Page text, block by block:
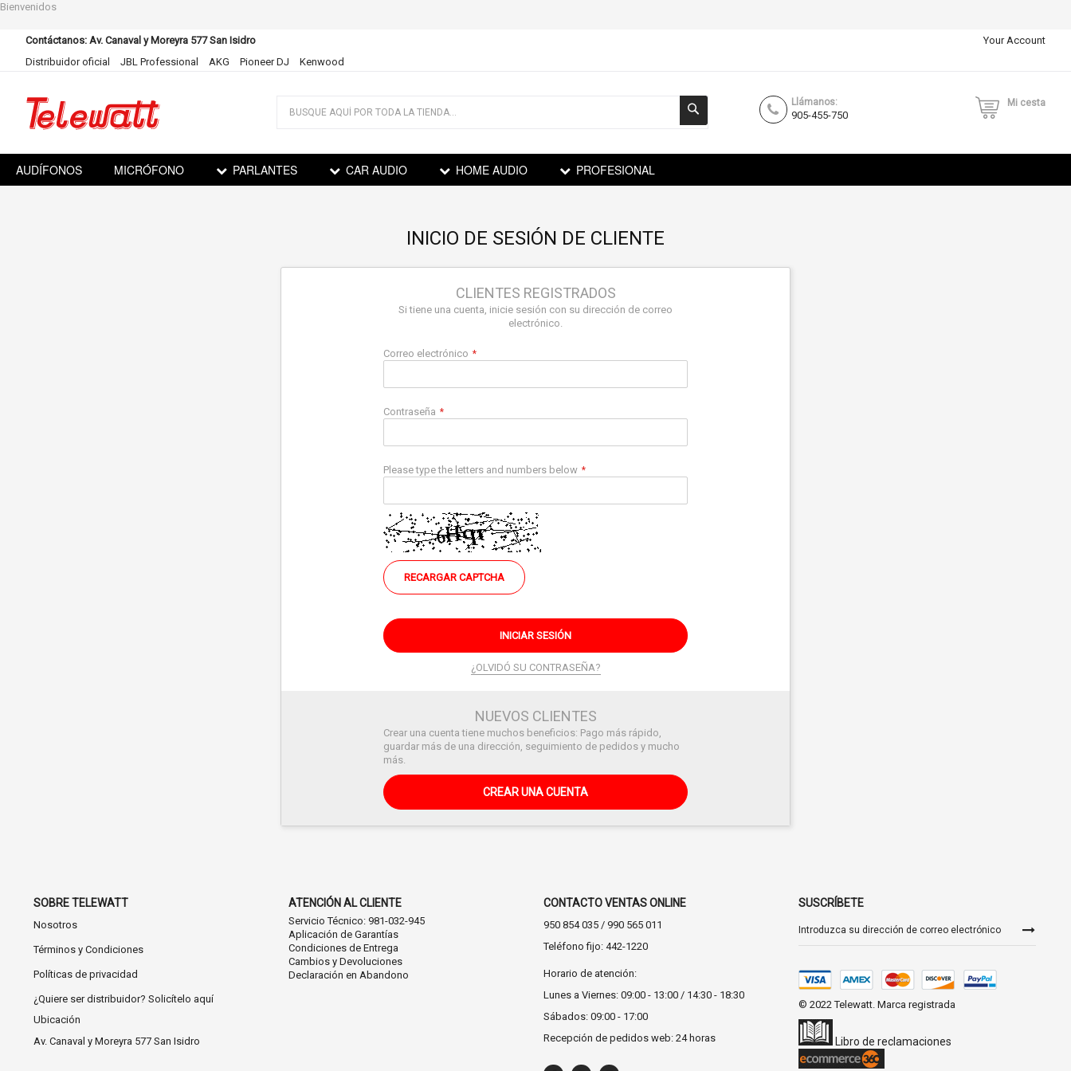
Bienvenidos
Contáctanos: Av. Canaval y Moreyra 577 San Isidro
Distribuidor oficial
JBL Professional AKG Pioneer DJ Kenwood
Your Account
Llámanos:
905-455-750
Mi cesta
contenido
AUDÍFONOS MICRÓFONO PARLANTES CAR AUDIO HOME AUDIO PROFESIONAL
INICIO DE SESIÓN DE CLIENTE
CLIENTES REGISTRADOS
Si tiene una cuenta, inicie sesión con su dirección de correo
electrónico.
Correo electrónico
Contraseña
Please type the letters and numbers below
RECARGAR CAPTCHA
INICIAR SESIÓN
¿OLVIDÓ SU CONTRASEÑA?
NUEVOS CLIENTES
Crear una cuenta tiene muchos beneficios: Pago más rápido,
guardar más de una dirección, seguimiento de pedidos y mucho
más.
CREAR UNA CUENTA
SOBRE TELEWATT
Nosotros
Términos y Condiciones
Políticas de privacidad
¿Quiere ser distribuidor? Solicítelo aquí
Ubicación
Av. Canaval y Moreyra 577 San Isidro
ATENCIÓN AL CLIENTE
Servicio Técnico: 981-032-945
Aplicación de Garantías
Condiciones de Entrega
Cambios y Devoluciones
Declaración en Abandono
CONTACTO VENTAS ONLINE
950 854 035 / 990 565 011
Teléfono fijo: 442-1220
Horario de atención:
Lunes a Viernes: 09:00 - 13:00 / 14:30 - 18:30
Sábados: 09:00 - 17:00
Recepción de pedidos web: 24 horas
SUSCRÍBETE
a
nuestro
de
noticias:
© 2022 Telewatt. Marca registrada
Libro de reclamaciones